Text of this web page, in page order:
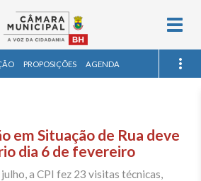
PROPOSIÇÕES AGENDA
em Situação de Rua deve
dia 6 de fevereiro
a CPI fez 23 visitas técnicas,